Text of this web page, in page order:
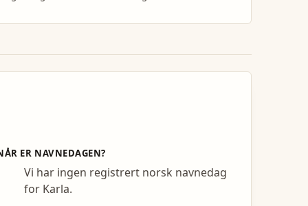
ER NAVNEDAGEN?
Vi har ingen registrert norsk navnedag
for Karla.